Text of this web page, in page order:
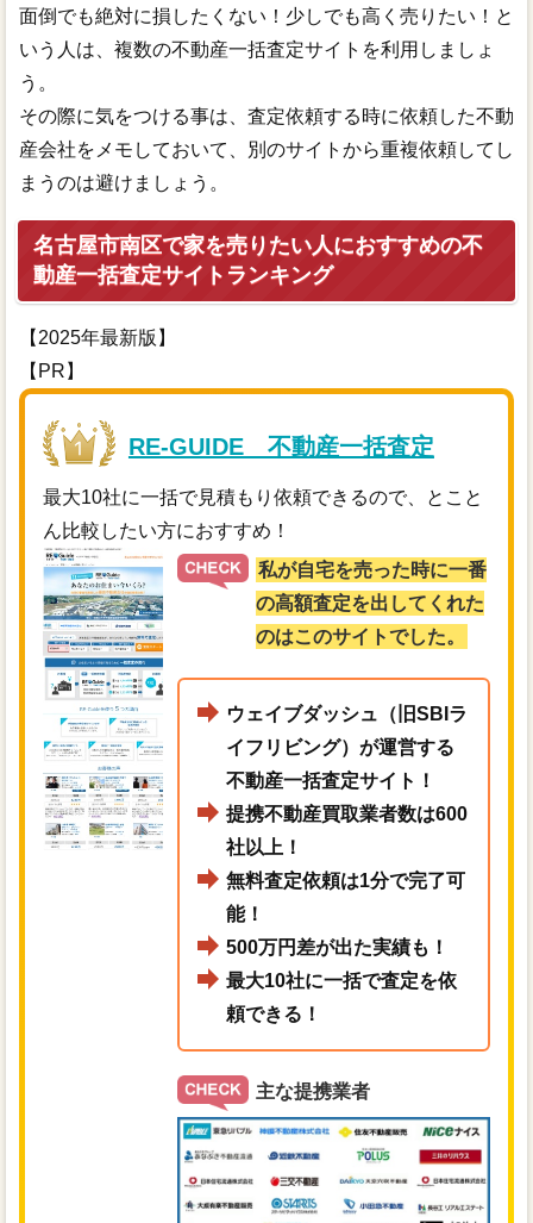
面倒でも絶対に損したくない！少しでも高く売りたい！と
いう人は、複数の不動産一括査定サイトを利用しましょ
う。
その際に気をつける事は、査定依頼する時に依頼した不動
産会社をメモしておいて、別のサイトから重複依頼してし
まうのは避けましょう。
名古屋市南区で家を売りたい人におすすめの不
動産一括査定サイトランキング
【2025年最新版】
【PR】
RE-GUIDE 不動産一括査定
最大10社に一括で見積もり依頼できるので、とこと
ん比較したい方におすすめ！
私が自宅を売った時に一番
の高額査定を出してくれた
のはこのサイトでした。
ウェイブダッシュ（旧SBIラ
イフリビング）が運営する
不動産一括査定サイト！
提携不動産買取業者数は600
社以上！
無料査定依頼は1分で完了可
能！
500万円差が出た実績も！
最大10社に一括で査定を依
頼できる！
主な提携業者